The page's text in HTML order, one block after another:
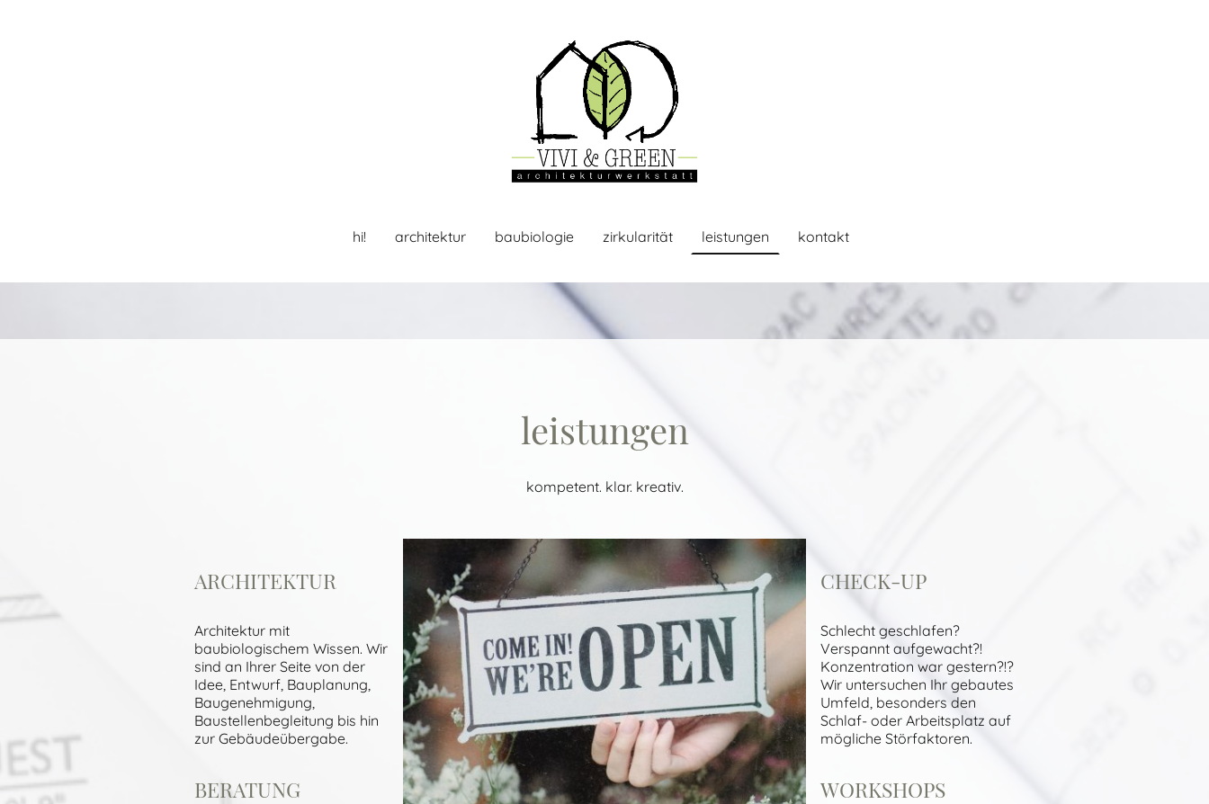
hi! architektur baubiologie zirkularität leistungen kontakt
leistungen
kompetent. klar. kreativ.
ARCHITEKTUR
Architektur mit
baubiologischem Wissen. Wir
sind an Ihrer Seite von der
Idee, Entwurf, Bauplanung,
Baugenehmigung,
Baustellenbegleitung bis hin
zur Gebäudeübergabe.
BERATUNG
CHECK-UP
Schlecht geschlafen?
Verspannt aufgewacht?!
Konzentration war gestern?!?
Wir untersuchen Ihr gebautes
Umfeld, besonders den
Schlaf- oder Arbeitsplatz auf
mögliche Störfaktoren.
WORKSHOPS